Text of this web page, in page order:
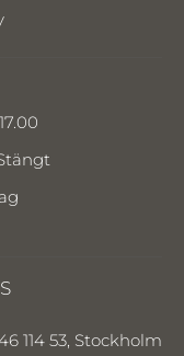
114 53, Stockholm